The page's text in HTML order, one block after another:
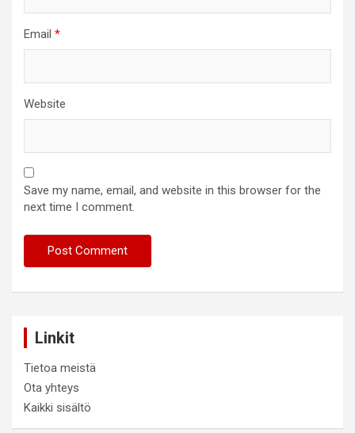
Email *
Website
Save my name, email, and website in this browser for the
next time I comment.
Linkit
Tietoa meistä
Ota yhteys
Kaikki sisältö